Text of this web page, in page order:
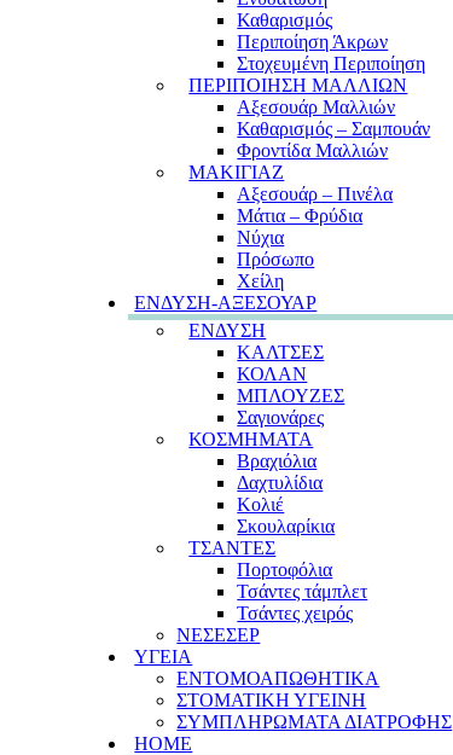
Καθαρισμός
Περιποίηση Άκρων
Στοχευμένη Περιποίηση
ΠΕΡΙΠΟΙΗΣΗ ΜΑΛΛΙΩΝ
Αξεσουάρ Μαλλιών
Καθαρισμός – Σαμπουάν
Φροντίδα Μαλλιών
ΜΑΚΙΓΙΑΖ
Αξεσουάρ – Πινέλα
Μάτια – Φρύδια
Νύχια
Πρόσωπο
Χείλη
ΕΝΔΥΣΗ-ΑΞΕΣΟΥΑΡ
ΕΝΔΥΣΗ
ΚΑΛΤΣΕΣ
ΚΟΛΑΝ
ΜΠΛΟΥΖΕΣ
Σαγιονάρες
ΚΟΣΜΗΜΑΤΑ
Βραχιόλια
Δαχτυλίδια
Κολιέ
Σκουλαρίκια
ΤΣΑΝΤΕΣ
Πορτοφόλια
Τσάντες τάμπλετ
Τσάντες χειρός
ΝΕΣΕΣΕΡ
ΥΓΕΙΑ
ΕΝΤΟΜΟΑΠΩΘΗΤΙΚΑ
ΣΤΟΜΑΤΙΚΗ ΥΓΕΙΝΗ
ΣΥΜΠΛΗΡΩΜΑΤΑ ΔΙΑΤΡΟΦΗΣ
HOME